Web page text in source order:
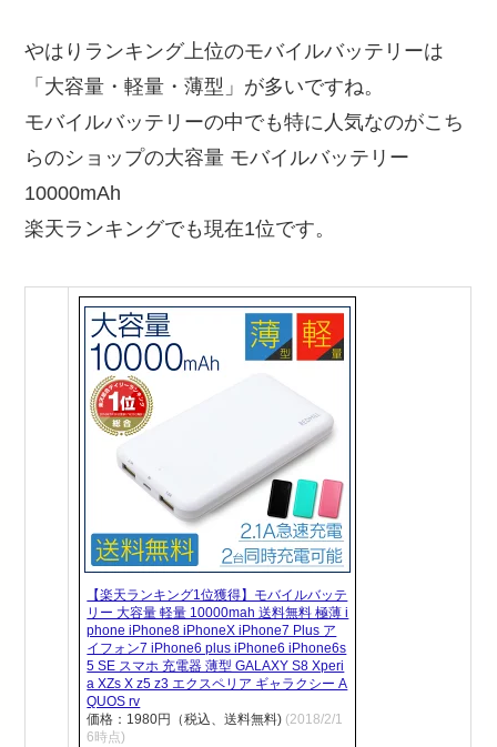
やはりランキング上位のモバイルバッテリーは
「大容量・軽量・薄型」が多いですね。
モバイルバッテリーの中でも特に人気なのがこち
らのショップの大容量 モバイルバッテリー
10000mAh
楽天ランキングでも現在1位です。
【楽天ランキング1位獲得】モバイルバッテ
リー 大容量 軽量 10000mah 送料無料 極薄 i
phone iPhone8 iPhoneX iPhone7 Plus ア
イフォン7 iPhone6 plus iPhone6 iPhone6s
5 SE スマホ 充電器 薄型 GALAXY S8 Xperi
a XZs X z5 z3 エクスペリア ギャラクシー A
QUOS rv
価格：1980円（税込、送料無料) (2018/2/1
6時点)